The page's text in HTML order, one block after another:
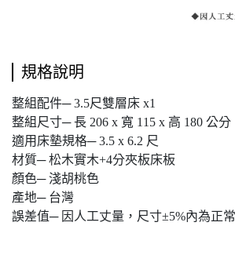
規格說明
整組配件─ 3.5尺雙層床 x1
整組尺寸─ 長 206 x 寬 115 x 高 180 公分
適用床墊規格─ 3.5 x 6.2 尺
材質─ 松木實木+4分夾板床板
顏色─ 淺胡桃色
產地─ 台灣
誤差值─ 因人工丈量，尺寸±5%內為正